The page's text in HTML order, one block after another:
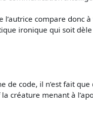
compare donc
ironique qui soit
code, il n’est fait que
créature menant à